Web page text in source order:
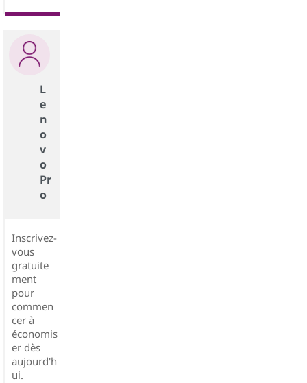
L
e
n
o
v
o
Pr
o
Inscrivez-
vous
gratuite
ment
pour
commen
cer à
économis
er dès
aujourd'h
ui.